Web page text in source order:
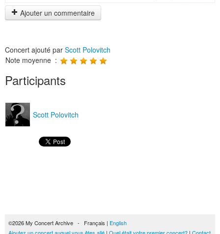
Ajouter un commentaire
Concert ajouté par Scott Polovitch
Note moyenne :
Participants
Scott Polovitch
©2026 My Concert Archive - Français | English